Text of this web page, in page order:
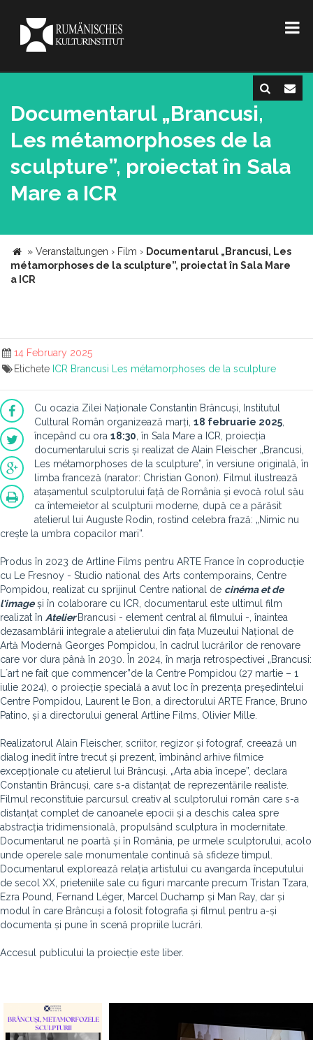
Documentarul „Brancusi,
Les métamorphoses de la
sculpture”, proiectat în Sala
Mare a ICR
» Veranstaltungen › Film › Documentarul „Brancusi, Les
métamorphoses de la sculpture”, proiectat în Sala Mare
a ICR
14 February 2025
Etichete ICR Brancusi Les métamorphoses de la sculpture
Cu ocazia Zilei Naționale Constantin Brâncuși, Institutul
Cultural Român organizează marți, 18 februarie 2025
începând cu ora 18:30 , în Sala Mare a ICR, proiecția
documentarului scris și realizat de Alain Fleischer „Brancusi,
Les métamorphoses de la sculpture”, în versiune originală, în
limba franceză (narator: Christian Gonon). Filmul ilustrează
atașamentul sculptorului față de România și evocă rolul său
ca întemeietor al sculpturii moderne, după ce a părăsit
atelierul lui Auguste Rodin, rostind celebra frază: „Nimic nu
crește la umbra copacilor mari”.
Produs în 2023 de Artline Films pentru ARTE France în coproducție
cu Le Fresnoy - Studio national des Arts contemporains, Centre
Pompidou, realizat cu sprijinul Centre national de cinéma et de
l'imageși în colaborare cu ICR, documentarul este ultimul film
realizat în AtelierBrancusi - element central al filmului -, înaintea
dezasamblării integrale a atelierului din fața Muzeului Național de
Artă Modernă Georges Pompidou, în cadrul lucrărilor de renovare
care vor dura până în 2030. În 2024, în marja retrospectivei „Brancusi:
Lʼart ne fait que commencer”de la Centre Pompidou (27 martie – 1
iulie 2024), o proiecție specială a avut loc în prezența președintelui
Centre Pompidou, Laurent le Bon, a directorului ARTE France, Bruno
Patino, și a directorului general Artline Films, Olivier Mille.
Realizatorul Alain Fleischer, scriitor, regizor și fotograf, creează un
dialog inedit între trecut și prezent, îmbinând arhive filmice
excepționale cu atelierul lui Brâncuși. „Arta abia începe”, declara
Constantin Brâncuși, care s-a distanțat de reprezentările realiste.
Filmul reconstituie parcursul creativ al sculptorului român care s-a
distanțat complet de canoanele epocii și a deschis calea spre
abstracția tridimensională, propulsând sculptura în modernitate.
Documentarul ne poartă și în România, pe urmele sculptorului, acolo
unde operele sale monumentale continuă să sfideze timpul.
Documentarul explorează relația artistului cu avangarda începutului
de secol XX, prieteniile sale cu figuri marcante precum Tristan Tzara,
Ezra Pound, Fernand Léger, Marcel Duchamp și Man Ray, dar și
modul în care Brâncuși a folosit fotografia și filmul pentru a-și
documenta și pune în scenă propriile lucrări.
Accesul publicului la proiecție este liber.